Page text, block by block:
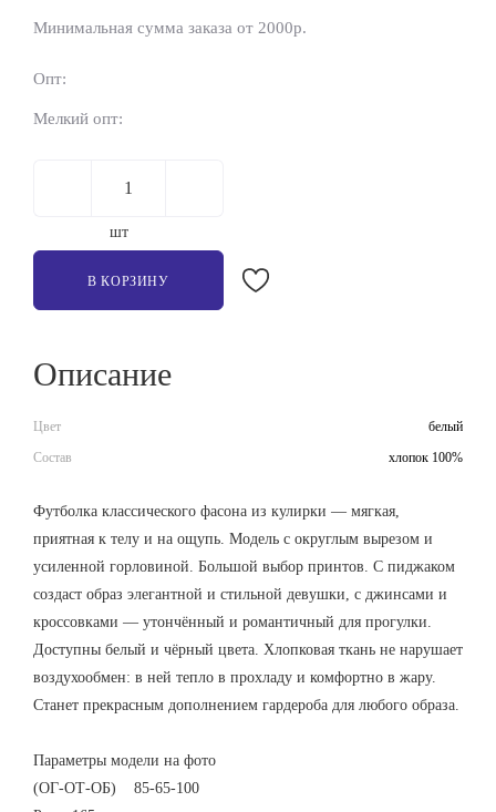
Минимальная сумма заказа от 2000р.
Опт:
Мелкий опт:
шт
В КОРЗИНУ
Описание
Цвет
белый
Состав
хлопок 100%
Футболка классического фасона из кулирки — мягкая,
приятная к телу и на ощупь. Модель с округлым вырезом и
усиленной горловиной. Большой выбор принтов. С пиджаком
создаст образ элегантной и стильной девушки, с джинсами и
кроссовками — утончённый и романтичный для прогулки.
Доступны белый и чёрный цвета. Хлопковая ткань не нарушает
воздухообмен: в ней тепло в прохладу и комфортно в жару.
Станет прекрасным дополнением гардероба для любого образа.
Параметры модели на фото
(ОГ-ОТ-ОБ) 85-65-100